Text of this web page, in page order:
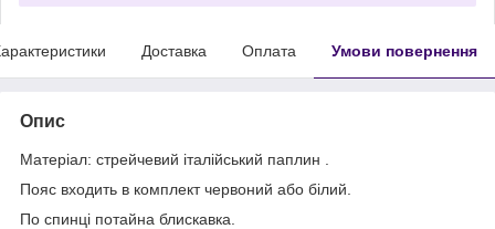
Доставка Оплата Умови повернення
Опис
Матеріал: стрейчевий італійський паплин .
Пояс входить в комплект червоний або білий.
По спинці потайна блискавка.